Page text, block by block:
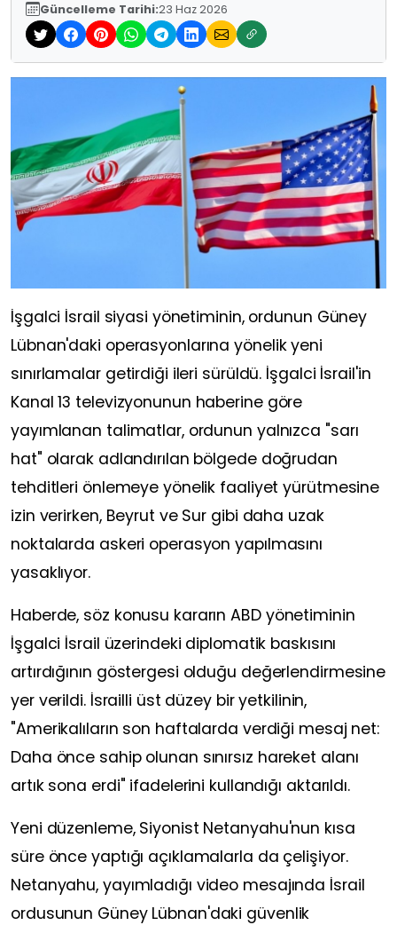
Güncelleme Tarihi:23 Haz 2026
İşgalci İsrail siyasi yönetiminin, ordunun Güney
Lübnan'daki operasyonlarına yönelik yeni
sınırlamalar getirdiği ileri sürüldü. İşgalci İsrail'in
Kanal 13 televizyonunun haberine göre
yayımlanan talimatlar, ordunun yalnızca "sarı
hat" olarak adlandırılan bölgede doğrudan
tehditleri önlemeye yönelik faaliyet yürütmesine
izin verirken, Beyrut ve Sur gibi daha uzak
noktalarda askeri operasyon yapılmasını
yasaklıyor.
Haberde, söz konusu kararın ABD yönetiminin
İşgalci İsrail üzerindeki diplomatik baskısını
artırdığının göstergesi olduğu değerlendirmesine
yer verildi. İsrailli üst düzey bir yetkilinin,
"Amerikalıların son haftalarda verdiği mesaj net:
Daha önce sahip olunan sınırsız hareket alanı
artık sona erdi" ifadelerini kullandığı aktarıldı.
Yeni düzenleme, Siyonist Netanyahu'nun kısa
süre önce yaptığı açıklamalarla da çelişiyor.
Netanyahu, yayımladığı video mesajında İsrail
ordusunun Güney Lübnan'daki güvenlik